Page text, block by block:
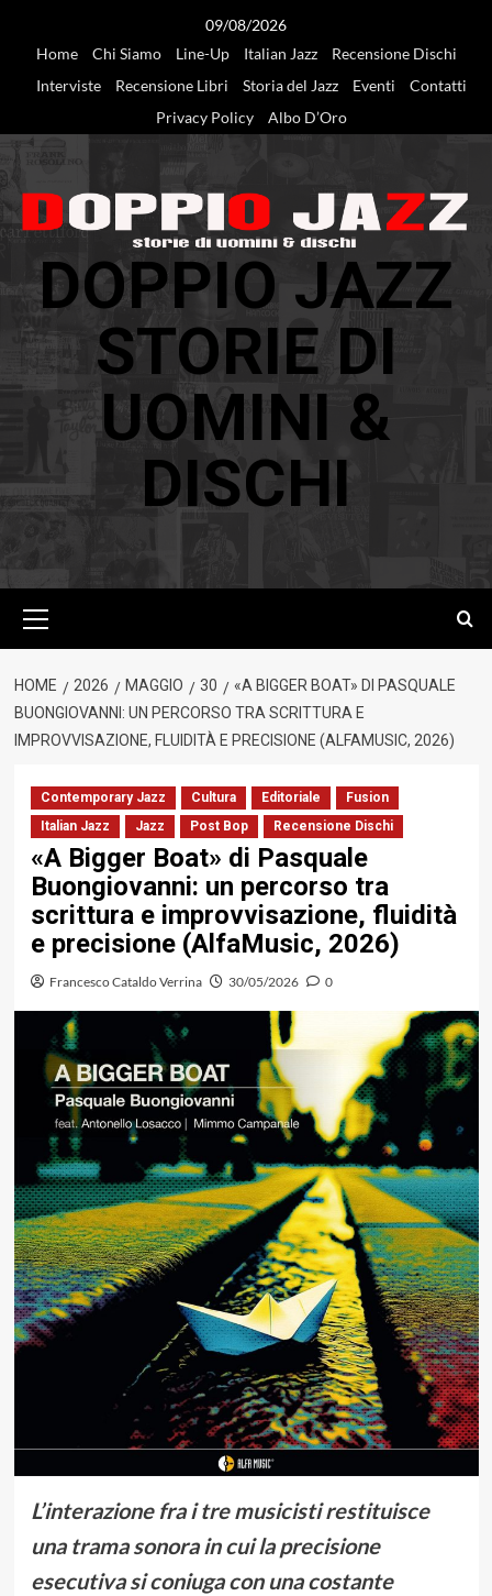
09/08/2026
Home
Chi Siamo Line-Up Italian Jazz
Recensione Dischi
Interviste
Recensione Libri Storia del Jazz Eventi
Contatti
Privacy Policy
Albo D’Oro
DOPPIO JAZZ
STORIE DI
UOMINI &
DISCHI
principale
HOME 2026 MAGGIO 30
«A BIGGER BOAT» DI PASQUALE
BUONGIOVANNI: UN PERCORSO TRA SCRITTURA E
IMPROVVISAZIONE, FLUIDITÀ E PRECISIONE (ALFAMUSIC, 2026)
Contemporary Jazz Cultura Editoriale
Fusion
Italian Jazz
Jazz Post Bop Recensione Dischi
«A Bigger Boat» di Pasquale
Buongiovanni: un percorso tra
scrittura e improvvisazione, fluidità
e precisione (AlfaMusic, 2026)
Francesco Cataldo Verrina 30/05/2026 0
L’interazione fra i tre musicisti restituisce
una trama sonora in cui la precisione
esecutiva si coniuga con una costante